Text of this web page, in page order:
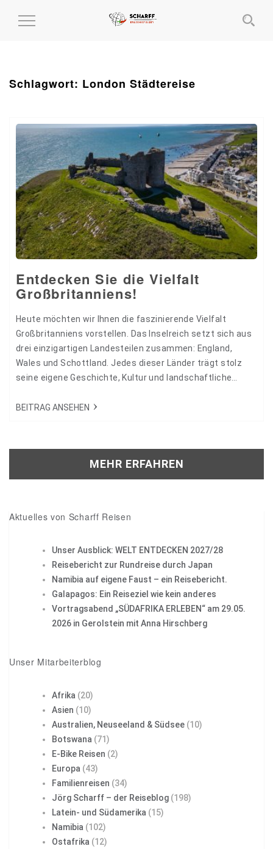
MENÜ
Schlagwort: London Städtereise
Entdecken Sie die Vielfalt
Großbritanniens!
Heute möchten wir Ihnen die faszinierende Vielfalt
Großbritanniens vorstellen. Das Inselreich setzt sich aus
drei einzigartigen Landesteilen zusammen: England,
Wales und Schottland. Jedes dieser Länder trägt stolz
seine eigene Geschichte, Kultur und landschaftliche
BEITRAG ANSEHEN
MEHR ERFAHREN
Aktuelles von Scharff Reisen
Unser Ausblick: WELT ENTDECKEN 2027/28
Reisebericht zur Rundreise durch Japan
Namibia auf eigene Faust – ein Reisebericht.
Galapagos: Ein Reiseziel wie kein anderes
Vortragsabend „SÜDAFRIKA ERLEBEN“ am 29.05.
2026 in Gerolstein mit Anna Hirschberg
Unser Mitarbeiterblog
Afrika (20)
Asien (10)
Australien, Neuseeland & Südsee (10)
Botswana (71)
E-Bike Reisen (2)
Europa (43)
Familienreisen (34)
Jörg Scharff – der Reiseblog (198)
Latein- und Südamerika (15)
Namibia (102)
Ostafrika (12)